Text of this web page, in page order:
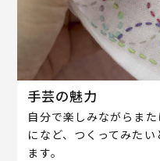
手芸の魅力
自分で楽しみながらま
になど、つくってみた
ます。